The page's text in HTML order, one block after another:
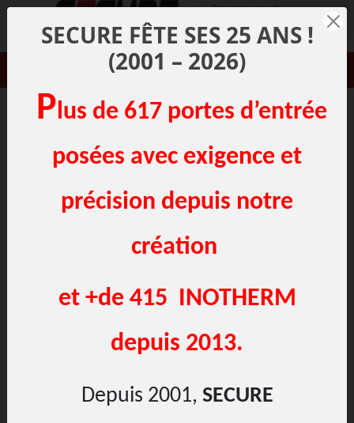
Fournisseurs de
menuiseries à Lille - Pose de
menuiseries dans le Nord
SECURE FÊTE SES 25 ANS !
(2001 – 2026)
Plus de 617 portes d’entrée
posées avec exigence et
précision depuis notre
création
et +de 415 INOTHERM
depuis 2013.
Depuis 2001, SECURE
03 20 00 38 04
NOS FOURNISSEURS EN "MENUISERIES
NOS FOURNISSEURS - "
RECHARGE "
Panneau de gestion des cookies